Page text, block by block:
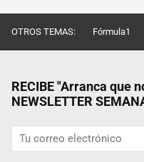
OTROS TEMAS: Fórmula1
RECIBE "Arranca que
NEWSLETTER